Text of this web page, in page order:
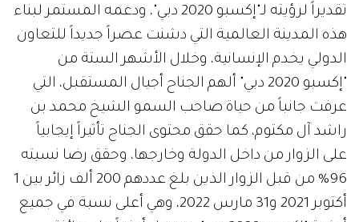
تقديراً لرؤيته لـ"إكسبو 2020 دبي"، ودعمه المستمر لبناء
هذه المدينة العالمية التي دشنت عصراً جديداً للتعاون
الدولي يخدم الإنسانية، وخلال الأشهر الستة من
"إكسبو 2020 دبي" ألهم الجناح أجيال المستقبل، التي
عرفت جانباً من حياة صاحب السمو الشيخ محمد بن
راشد آل مكتوم، كما حقق محتوى الجناح تأثيراً إيجابياً
على الزوار من داخل الدولة وخارجها، وحقق رضا نسبته
96% من قبل الزوار الذين بلغ عددهم 200 ألف زائر بين 1
أكتوبر 2021 و31 مارس 2022، وهي أعلى نسبة في جميع